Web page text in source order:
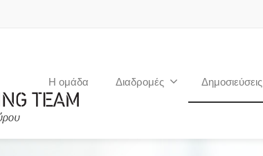
Η ομάδα Διαδρομές Δημοσιεύσεις